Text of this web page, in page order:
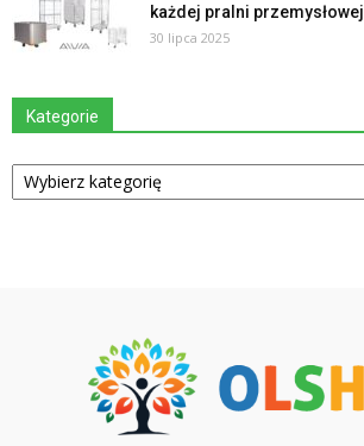
każdej pralni przemysłowej
30 lipca 2025
Kategorie
Kategorie